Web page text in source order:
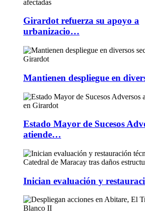
Girardot refuerza su apoyo a
urbanizacio…
Mantienen despliegue en
Estado Mayor de Sucesos
atiende…
Inician evaluación y